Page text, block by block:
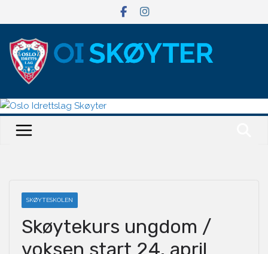
SKØYTESKOLEN
Skøytekurs ungdom /
voksen start 24. april